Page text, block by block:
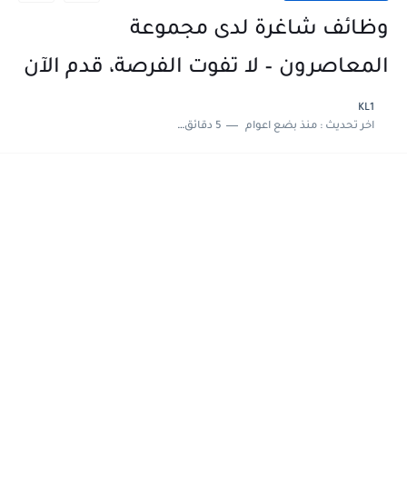
وظائف شاغرة لدى مجموعة
المعاصرون – لا تفوت الفرصة، قدم الآن
KL1
اخر تحديث :منذ بضع اعوام 5 دقائق للقراءة